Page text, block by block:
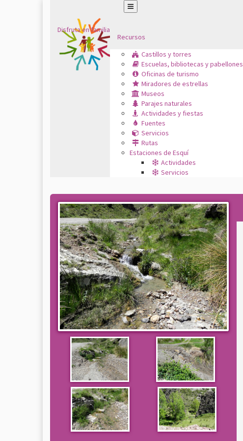
Disfruta en familia
Recursos
Castillos y torres
Escuelas, bibliotecas y pabellones
Oficinas de turismo
Miradores de estrellas
Museos
Parajes naturales
Actividades y fiestas
Fuentes
Servicios
Rutas
Estaciones de Esquí
Actividades
Servicios